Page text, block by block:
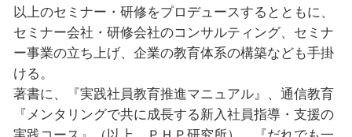
以上のセミナー・研修をプロデュースするとともに、
セミナー会社・研修会社のコンサルティング、セミナ
ー事業の立ち上げ、企業の教育体系の構築なども手掛
ける。
著書に、『実践社員教育推進マニュアル』、通信教育
『メンタリングで共に成長する新入社員指導・支援の